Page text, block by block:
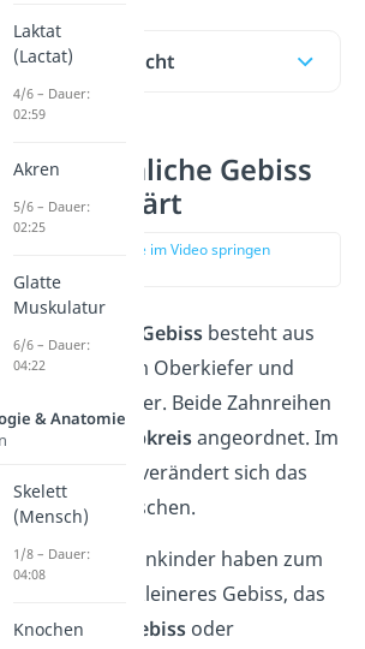
Inhaltsübersicht
menschliche Gebiss
erklärt
zur Stelle im Video springen
menschliches Gebiss besteht aus
Zahnreihe im Oberkiefer und
im Unterkiefer. Beide Zahnreihen
in einem
Halbkreisangeordnet. Im
des Lebens verändert sich das
eines Menschen.
und Kleinkinder haben zum
noch ein kleineres Gebiss, das
duMilchgebiss oder
Laktat
(Lactat)
4/6 – Dauer:
02:59
Akren
5/6 – Dauer:
02:25
Glatte
Muskulatur
6/6 – Dauer:
04:22
& Anatomie
Skelett
(Mensch)
1/8 – Dauer:
04:08
Knochen